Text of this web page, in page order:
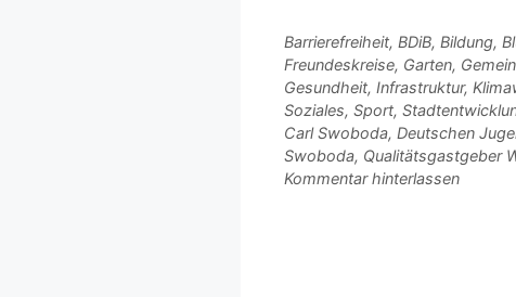
Kategorien
Barrierefreiheit, BDiB, Bildung,
Freundeskreise, Garten,
Gesundheit, Infrastruktur,
Soziales, Sport,
Schlagwörter
Carl Swoboda, Deutschen
Swoboda, Qualitätsgastgeber
Kommentar hinterlassen